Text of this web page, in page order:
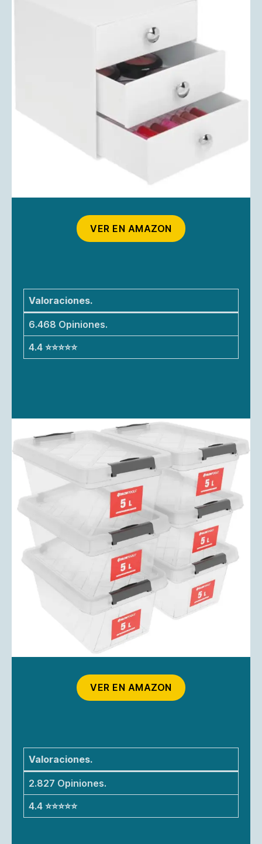
VER EN AMAZON
Valoraciones.
6.468 Opiniones.
4.4 ⭐⭐⭐⭐⭐
VER EN AMAZON
Valoraciones.
2.827 Opiniones.
4.4 ⭐⭐⭐⭐⭐